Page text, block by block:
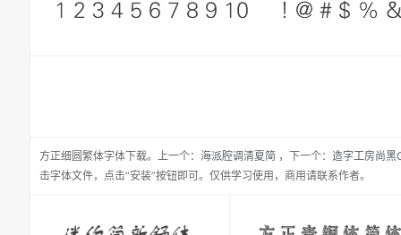
方正细圆繁体字体下载。 上一个： 海派腔调清夏简 ， 下一个： 造字工房尚黑
击字体文件，点击“安装”按钮即可。仅供学习使用，商用请联系作者。